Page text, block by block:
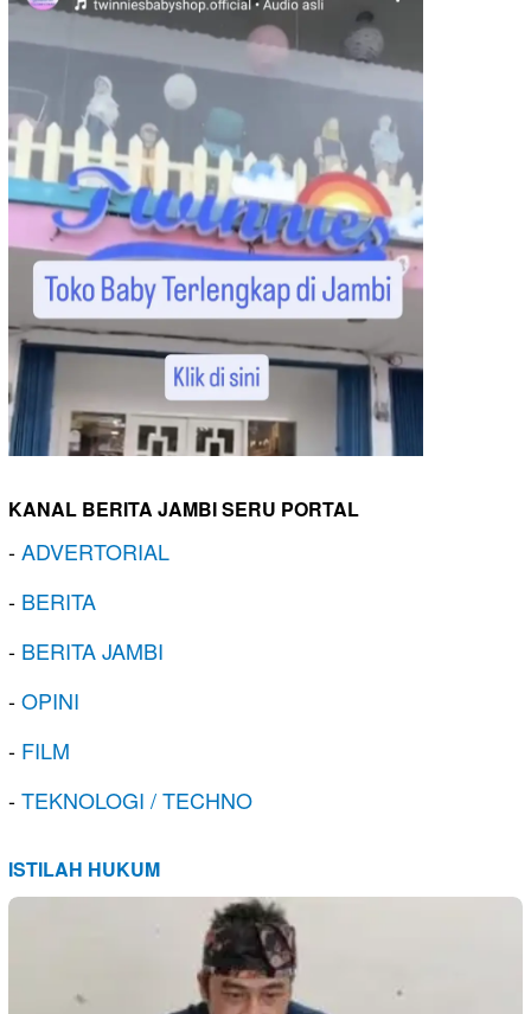
KANAL BERITA JAMBI SERU PORTAL
-ADVERTORIAL
- BERITA
- BERITA JAMBI
-OPINI
- FILM
-TEKNOLOGI / TECHNO
ISTILAH HUKUM